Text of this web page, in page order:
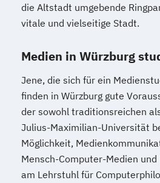
die Altstadt umgebende
vitale und vielseitige Stadt.
Medien in Würzburg
Jene, die sich für ein
finden in Würzburg gute
der sowohl traditionsreichen
Julius-Maximilian-Universität
Möglichkeit,
Mensch-Computer-Medien
am Lehrstuhl für